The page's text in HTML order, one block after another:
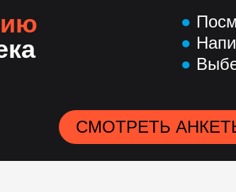
●
●
●
СМОТРЕТЬ